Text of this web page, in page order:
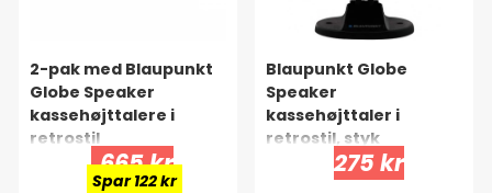
2-pak med Blaupunkt
Globe Speaker
kassehøjttalere i
retrostil
665 kr
Spar 122 kr
Blaupunkt Globe
Speaker
kassehøjttaler i
retrostil, styk
275 kr